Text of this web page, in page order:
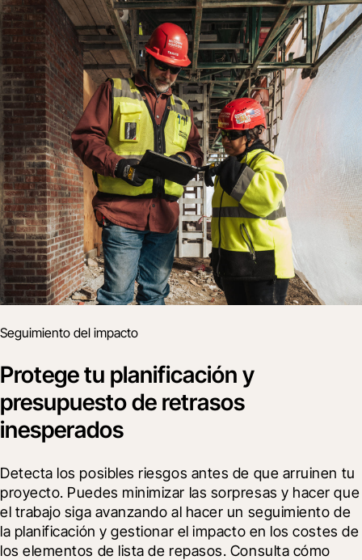
Seguimiento del impacto
Protege tu planificación y
presupuesto de retrasos
inesperados
Detecta los posibles riesgos antes de que arruinen tu
proyecto. Puedes minimizar las sorpresas y hacer que
el trabajo siga avanzando al hacer un seguimiento de
la planificación y gestionar el impacto en los costes de
los elementos de lista de repasos. Consulta cómo